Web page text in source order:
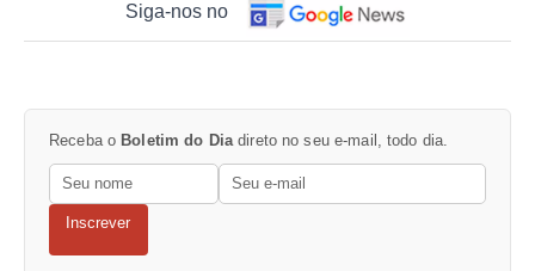
Siga-nos no
Receba o Boletim do Diadireto no seu e-mail, todo dia.
Inscrever